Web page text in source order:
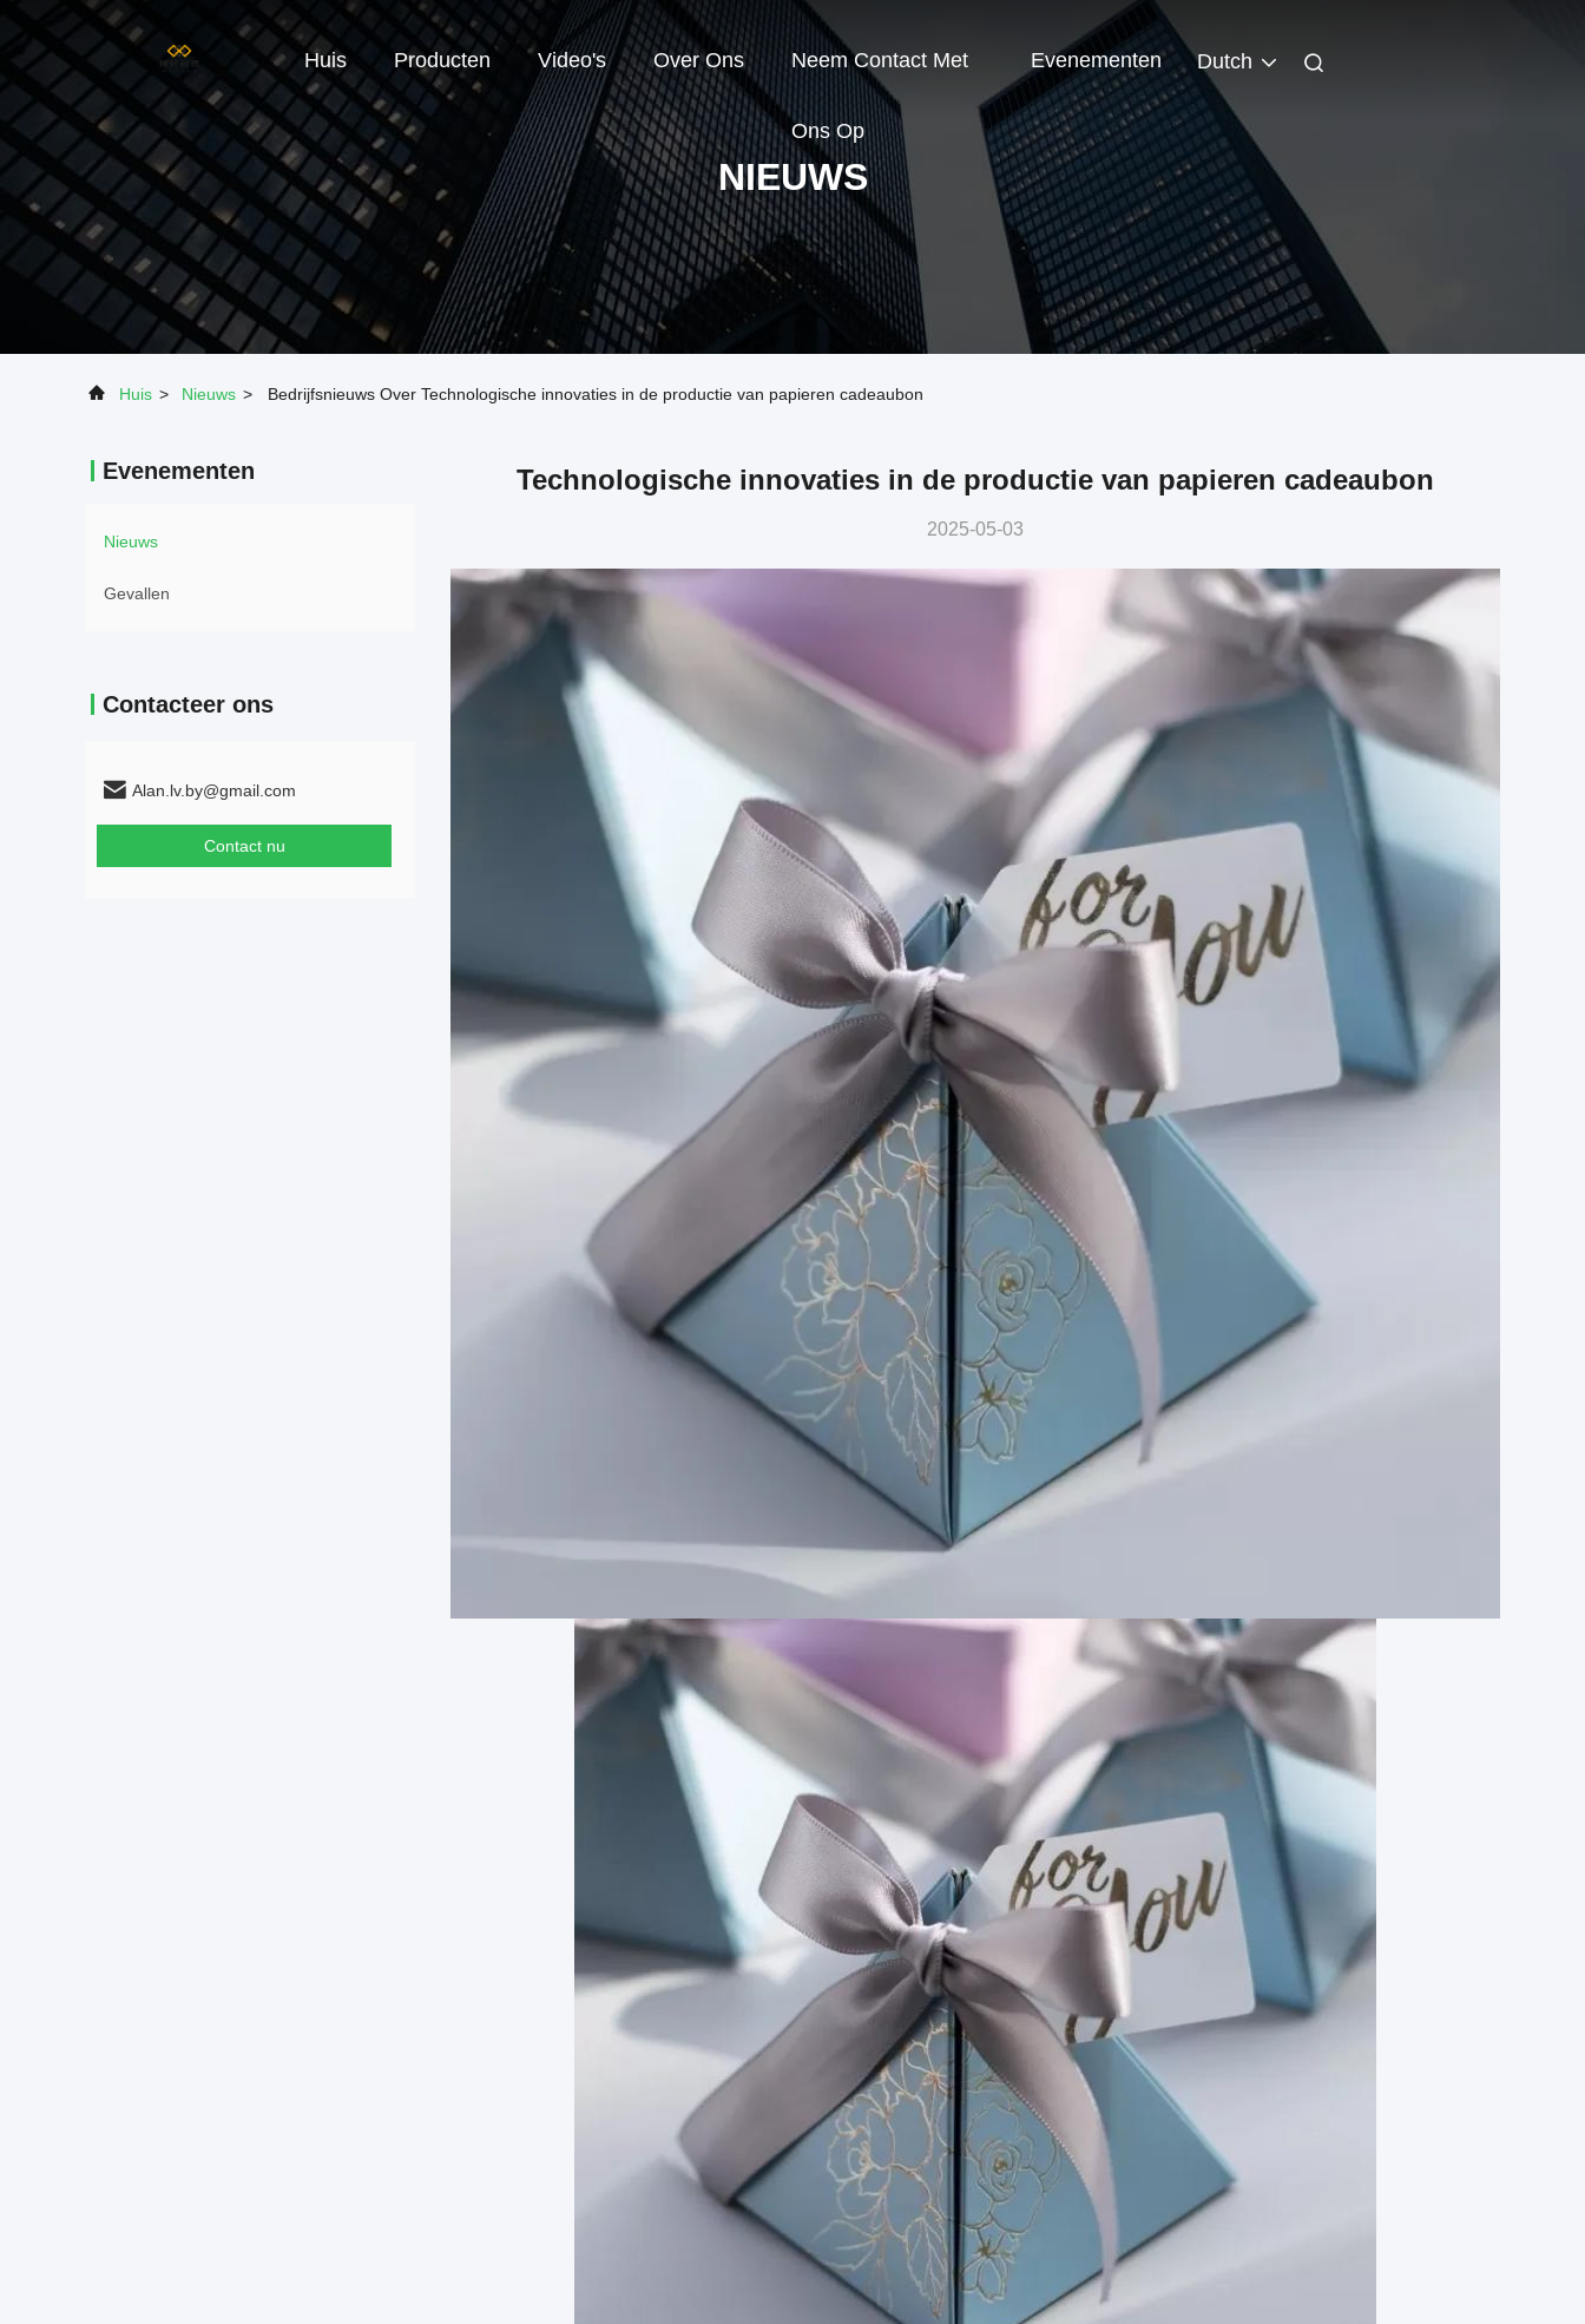
Huis Producten Video's Over Ons Neem Contact Met
Ons Op
Evenementen Dutch
NIEUWS
Huis > Nieuws > Bedrijfsnieuws Over Technologische innovaties in de productie van papieren cadeaubon
Evenementen
Nieuws
Gevallen
Contacteer ons
Alan.lv.by@gmail.com
Contact nu
Technologische innovaties in de productie van papieren cadeaubon
2025-05-03